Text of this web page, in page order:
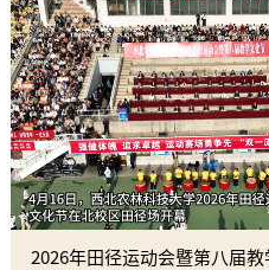
2026年田径运动会暨第八届